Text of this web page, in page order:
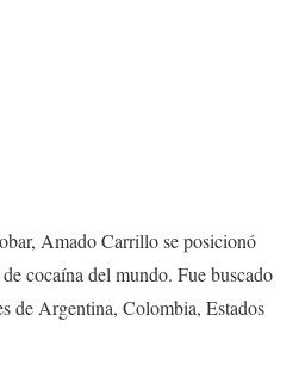
Amado Carrillo se posicionó
cocaína del mundo. Fue buscado
de Argentina, Colombia, Estados